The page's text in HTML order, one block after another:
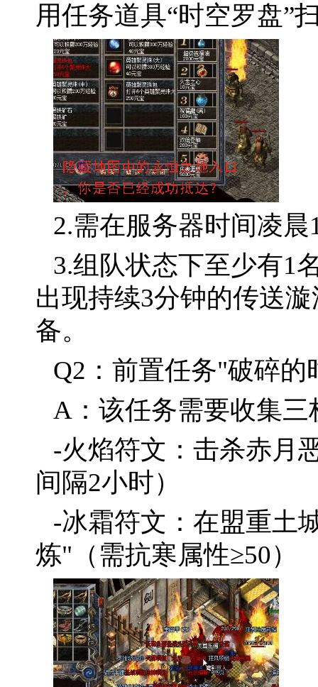
用任务道具“时空罗盘”
2.需在服务器时间凌
3.组队状态下至少有1
出现持续3分钟的传送
备。
Q2：前置任务"破碎
A：该任务需要收集三
-火焰符文：击杀赤月
间隔2小时）
-冰霜符文：在盟重土
炼"（需抗寒属性≥50）